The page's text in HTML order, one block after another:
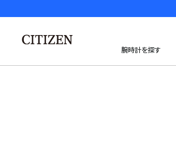
腕時計を探す